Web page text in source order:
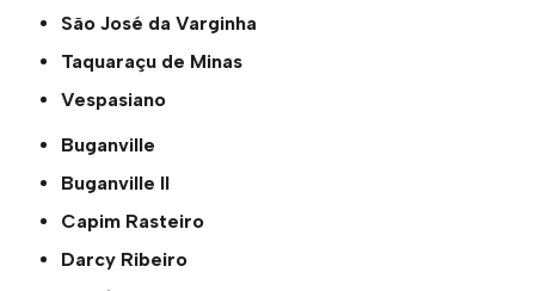
São José da Varginha
Taquaraçu de Minas
Vespasiano
Buganville
Buganville ll
Capim Rasteiro
Darcy Ribeiro